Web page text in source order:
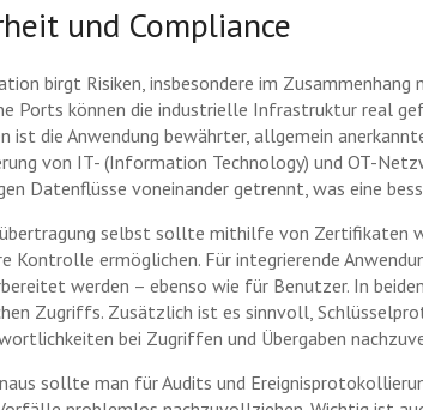
und Compliance
birgt Risiken, insbesondere im
Ports können die industrielle Infrastruktur real
ist die Anwendung bewährter, allgemein
von IT- (Information Technology) und OT-
Datenflüsse voneinander getrennt, was eine
selbst sollte mithilfe von Zertifikaten
Kontrolle ermöglichen. Für integrierende
werden – ebenso wie für Benutzer. In
Zugriffs. Zusätzlich ist es sinnvoll,
bei Zugriffen und Übergaben
sollte man für Audits und